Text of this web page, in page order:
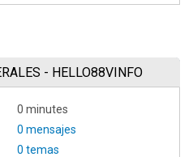
- HELLO88VINFO
0 minutes
0 mensajes
0 temas